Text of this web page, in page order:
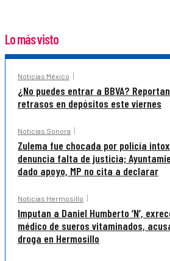
Lo más visto
Noticias México
¿No puedes entrar a BBVA?
retrasos en depósitos este viernes
Noticias Sonora
Zulema fue chocada por policía
denuncia falta de justicia;
dado apoyo, MP no cita a declarar
Noticias Hermosillo
Imputan a Daniel Humberto ‘N’,
médico de sueros vitaminados,
droga en Hermosillo